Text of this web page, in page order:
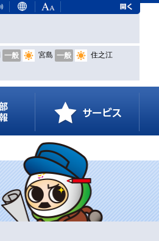
一般 宮島 一般
住之江